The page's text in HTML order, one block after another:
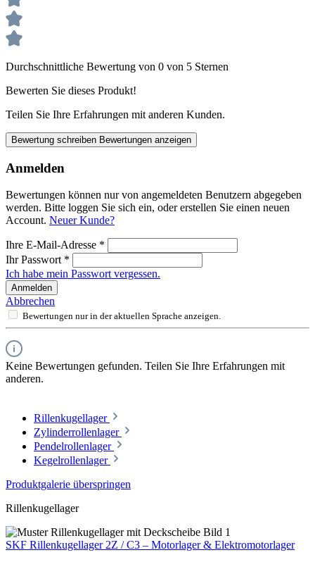
Durchschnittliche Bewertung von 0 von 5 Sternen
Bewerten Sie dieses Produkt!
Teilen Sie Ihre Erfahrungen mit anderen Kunden.
Bewertung schreiben Bewertungen anzeigen
Anmelden
Bewertungen können nur von angemeldeten Benutzern abgegeben
werden. Bitte loggen Sie sich ein, oder erstellen Sie einen neuen
Account. Neuer Kunde?
Ihre E-Mail-Adresse *
Ihr Passwort *
Ich habe mein Passwort vergessen.
Anmelden
Abbrechen
Bewertungen nur in der aktuellen Sprache anzeigen.
Keine Bewertungen gefunden. Teilen Sie Ihre Erfahrungen mit
anderen.
Rillenkugellager
Zylinderrollenlager
Pendelrollenlager
Kegelrollenlager
Produktgalerie überspringen
Rillenkugellager
SKF Rillenkugellager 2Z / C3 – Motorlager & Elektromotorlager